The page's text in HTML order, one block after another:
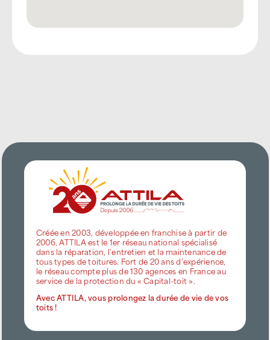
Créée en 2003, développée en franchise à partir de
2006, ATTILA est le 1er réseau national spécialisé
dans la réparation, l’entretien et la maintenance de
tous types de toitures. Fort de 20 ans d’expérience,
le réseau compte plus de 130 agences en France au
service de la protection du « Capital-toit ».
Avec ATTILA, vous prolongez la durée de vie de vos
toits !